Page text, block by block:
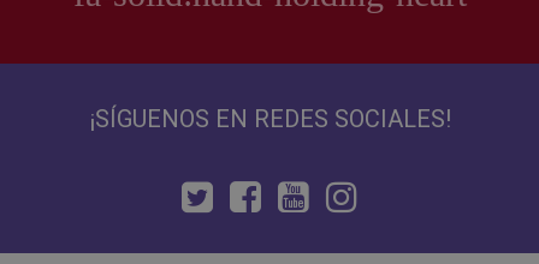
¡SÍGUENOS EN REDES SOCIALES!